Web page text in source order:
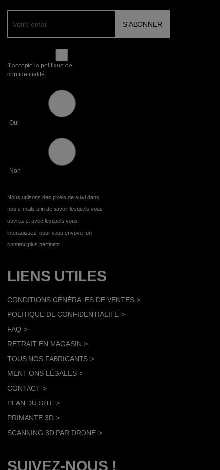
J’accepte la politique de
confidentialité.
Oui
Non
Nous utilisons des pixels de suivi dans
nos e-mails afin de savoir lesquels vous
ouvrez et avec lesquels vous
interagissez, pour vous envoyer un
contenu plus pertinent.
LIENS UTILES
CONDITIONS GÉNÉRALES DE VENTES
POLITIQUE DE CONFIDENTIALITÉ
FAQ
RETRAIT EN MAGASIN
TOUS NOS FABRICANTS
MENTIONS LÉGALES
CONTACT
PLAN DU SITE
PRIMANTE 3D
SCANNING 3D PAR DRONE
SUIVEZ-NOUS !